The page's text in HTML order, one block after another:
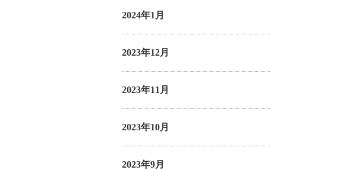
2024年1月
2023年12月
2023年11月
2023年10月
2023年9月